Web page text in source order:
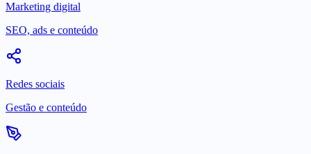
Marketing digital
SEO, ads e conteúdo
Redes sociais
Gestão e conteúdo